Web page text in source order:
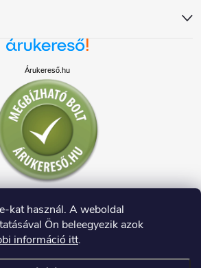
kat használ. A weboldal
Ön beleegyezik azok
információ itt.
Árukereső.hu